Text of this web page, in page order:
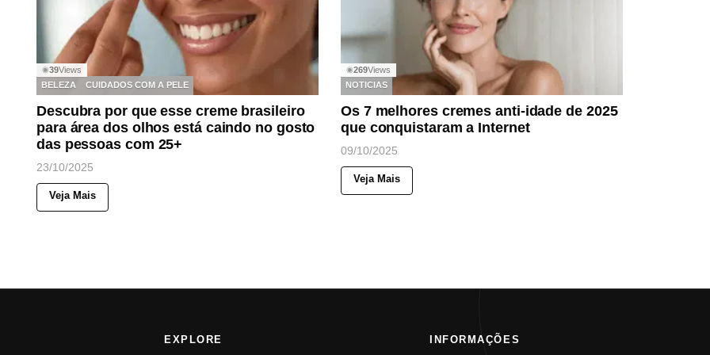
◉39Views
BELEZA
CUIDADOS COM A PELE
Descubra por que esse creme brasileiro
para área dos olhos está caindo no gosto
das pessoas com 25+
23/10/2025
Veja Mais
◉269Views
NOTICIAS
Os 7 melhores cremes anti-idade de 2025
que conquistaram a Internet
09/10/2025
Veja Mais
EXPLORE INFORMAÇÕES